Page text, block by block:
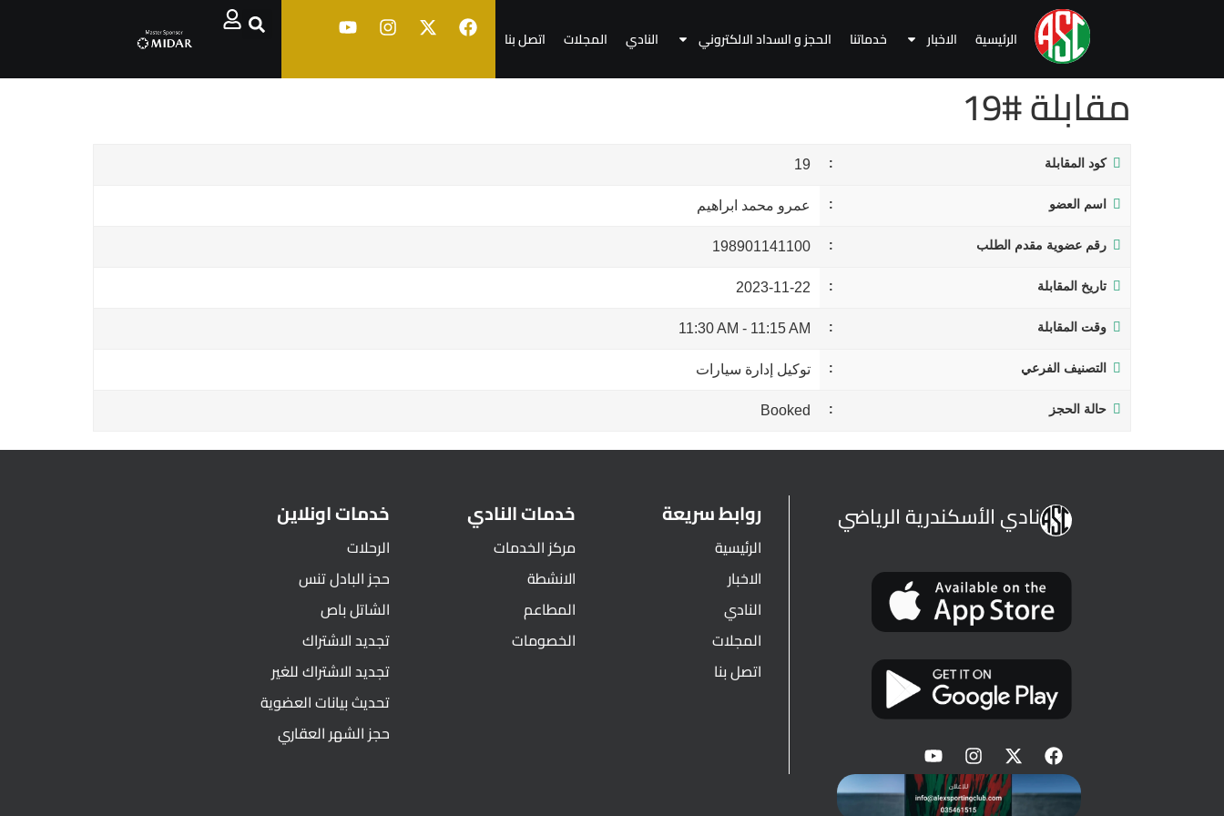
الرئيسية الاخبار خدماتنا الحجز و السداد الالكتروني النادي المجلات اتصل بنا
مقابلة #19
كود المقابلة 19
اسم العضو عمرو محمد ابراهيم
رقم عضوية مقدم الطلب 198901141100
تاريخ المقابلة 2023-11-22
وقت المقابلة 11:15 AM
-
11:30 AM
التصنيف الفرعي توكيل إدارة سيارات
حالة الحجز Booked
نادي الأسكندرية الرياضي روابط سريعة
الرئيسية
الاخبار
النادي
المجلات
اتصل بنا
خدمات النادي
مركز الخدمات
الانشطة
المطاعم
الخصومات
خدمات اونلاين
الرحلات
حجز البادل تنس
الشاتل باص
تجديد الاشتراك
تجديد الاشتراك للغير
تحديث بيانات العضوية
حجز الشهر العقاري